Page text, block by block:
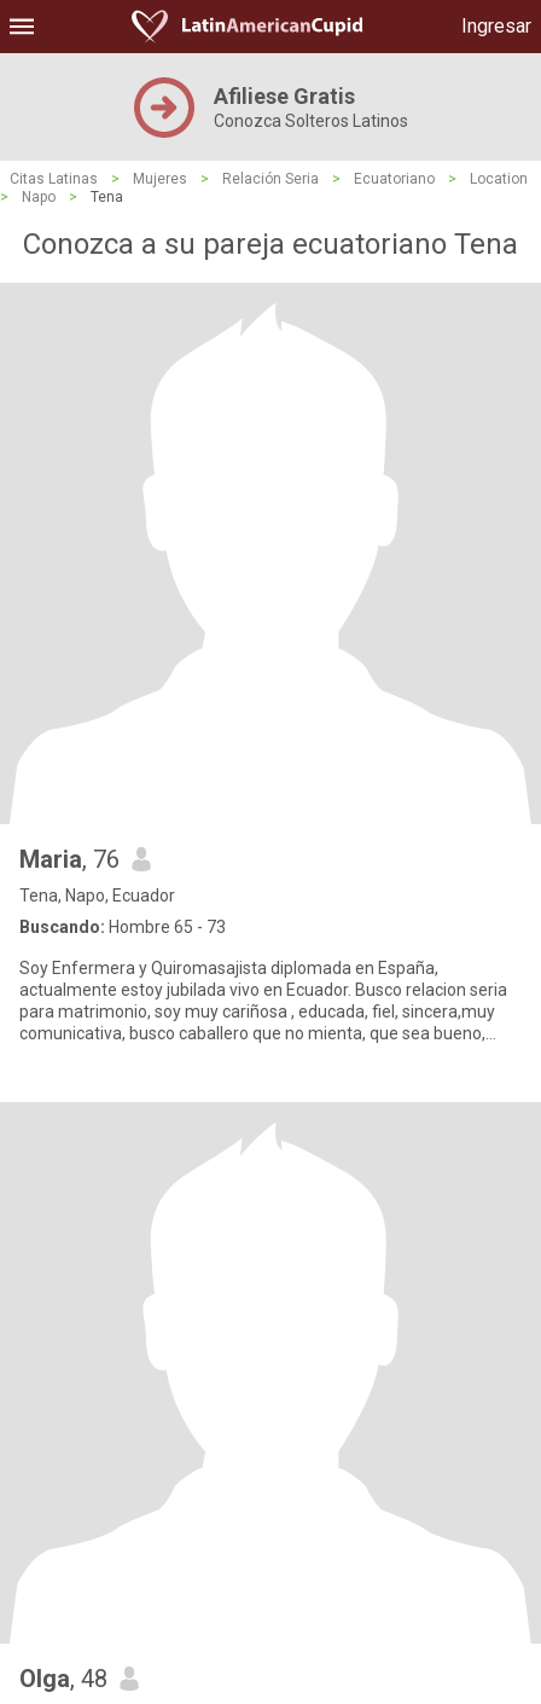
Ingresar
Afiliese Gratis
Conozca Solteros Latinos
Citas Latinas > Mujeres > Relación Seria > Ecuatoriano >
Location
>
Napo > Tena
Conozca a su pareja ecuatoriano Tena
Maria, 76
Tena, Napo, Ecuador
Buscando: Hombre 65 - 73
Soy Enfermera y Quiromasajista diplomada en España,
actualmente estoy jubilada vivo en Ecuador. Busco relacion seria
para matrimonio, soy muy cariñosa , educada, fiel, sincera,muy
comunicativa, busco caballero que no mienta, que sea bueno,
Olga, 48